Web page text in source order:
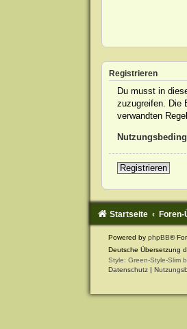
Registrieren
Du musst in
zuzugreifen. Die
verwandten
Registrieren
Startseite Foren-
Powered by phpBB®
Deutsche Übersetzung
Style: Green-Style-Slim
Datenschutz |